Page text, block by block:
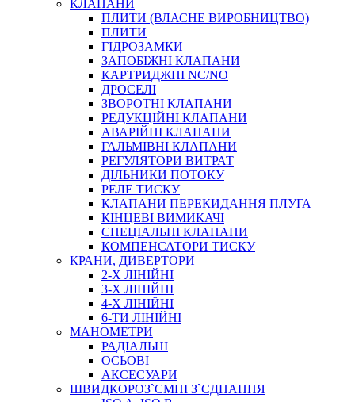
ХОМУТИ
ЧЕРВ`ЯЧНІ
ПРУЖИННІ
НЕЙЛОНОВІ
ПРОРЕЗИНЕНІ
АВТОТОВАРИ
АВТОХІМІЯ
ДОМКРАТИ
КЛАПАНИ
ПЛИТИ (ВЛАСНЕ ВИРОБНИЦТВО)
ПЛИТИ
ГІДРОЗАМКИ
ЗАПОБІЖНІ КЛАПАНИ
КАРТРИДЖНІ NC/NO
ДРОСЕЛІ
ЗВОРОТНІ КЛАПАНИ
РЕДУКЦІЙНІ КЛАПАНИ
АВАРІЙНІ КЛАПАНИ
ГАЛЬМІВНІ КЛАПАНИ
РЕГУЛЯТОРИ ВИТРАТ
ДІЛЬНИКИ ПОТОКУ
РЕЛЕ ТИСКУ
КЛАПАНИ ПЕРЕКИДАННЯ ПЛУГА
КІНЦЕВІ ВИМИКАЧІ
СПЕЦІАЛЬНІ КЛАПАНИ
КОМПЕНСАТОРИ ТИСКУ
КРАНИ, ДИВЕРТОРИ
2-Х ЛІНІЙНІ
3-Х ЛІНІЙНІ
4-Х ЛІНІЙНІ
6-ТИ ЛІНІЙНІ
МАНОМЕТРИ
РАДІАЛЬНІ
ОСЬОВІ
АКСЕСУАРИ
ШВИДКОРОЗ`ЄМНІ З`ЄДНАННЯ